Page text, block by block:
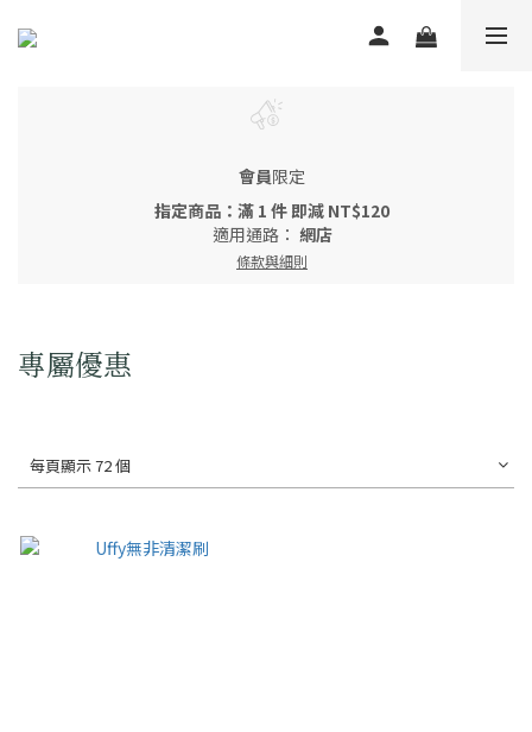
會員限定
指定商品：滿 1 件 即減 NT$120
適用通路： 網店
條款與細則
專屬優惠
每頁顯示 72 個